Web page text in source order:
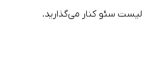
لیست سئو کنار می‌گذارید.